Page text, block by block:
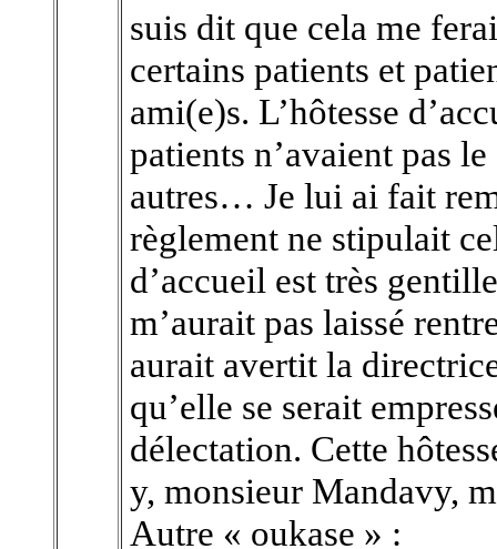
suis dit que cela me
certains patients et
ami(e)s. L’hôtesse
patients n’avaient pas
autres… Je lui ai fait
règlement ne stipulait
d’accueil est très
m’aurait pas laissé
aurait avertit la
qu’elle se serait
délectation. Cette
y, monsieur Mandavy,
Autre « oukase » :